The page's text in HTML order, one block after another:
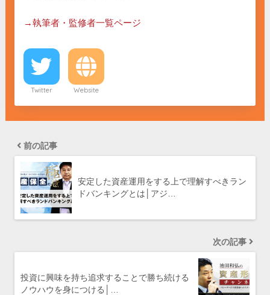
→執筆者・監修者一覧ページ
Twitter Website
前の記事
安定した資産運用をする上で理解すべきラン
ドバンキングとは│アジ…
次の記事
投資に興味を持ち追求することで勝ち続ける
ノウハウを身につける│…